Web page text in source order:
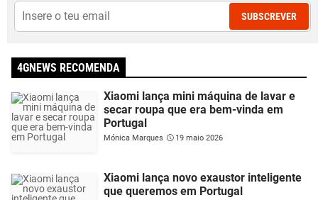
SUBSCREVER
4GNEWS RECOMENDA
Xiaomi lança mini máquina de lavar e
secar roupa que era bem-vinda em
Portugal
Mónica Marques 19 maio 2026
Xiaomi lança novo exaustor inteligente
que queremos em Portugal